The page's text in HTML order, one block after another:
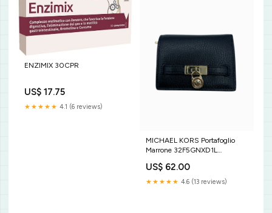
ENZIMIX 30CPR
US$ 17.75
★★★★★ 4.1 (6 reviews)
MICHAEL KORS Portafoglio
Marrone 32F5GNXD1L
US$ 62.00
★★★★★ 4.6 (13 reviews)